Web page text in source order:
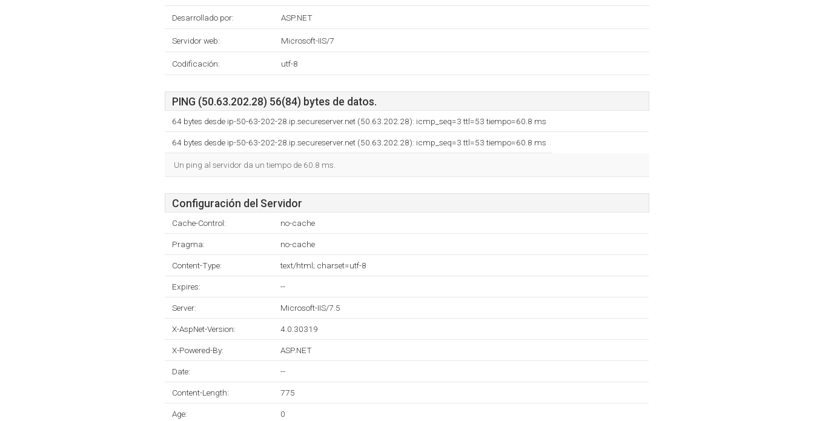
Desarrollado por: ASP.NET
Servidor web: Microsoft-IIS/7
Codificación: utf-8
PING (50.63.202.28) 56(84) bytes de datos.
64 bytes desde ip-50-63-202-28.ip.secureserver.net (50.63.202.28): icmp_seq=3 ttl=53 tiempo=60.8 ms
64 bytes desde ip-50-63-202-28.ip.secureserver.net (50.63.202.28): icmp_seq=3 ttl=53 tiempo=60.8 ms
Un ping al servidor da un tiempo de 60.8 ms.
Configuración del Servidor
Cache-Control: no-cache
Pragma: no-cache
Content-Type: text/html; charset=utf-8
Expires: --
Server: Microsoft-IIS/7.5
X-AspNet-Version: 4.0.30319
X-Powered-By: ASP.NET
Date: --
Content-Length: 775
Age: 0